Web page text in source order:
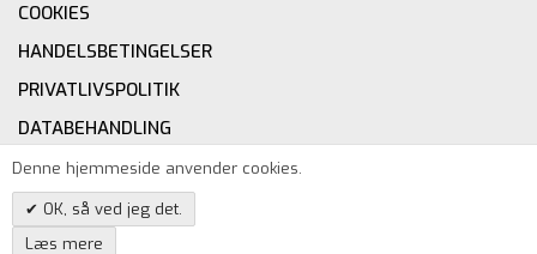
COOKIES
HANDELSBETINGELSER
PRIVATLIVSPOLITIK
DATABEHANDLING
INSTALLATION
KONTAKT
Denne hjemmeside anvender cookies.
OK, så ved jeg det.
Læs mere